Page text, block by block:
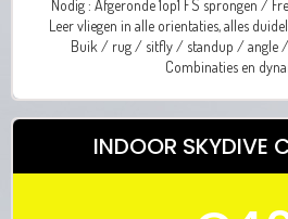
Nodig : Afgeronde 1op1 FS sprongen /
Leer vliegen in alle orientaties, alles
Buik / rug / sitfly / standup / angle
Combinaties en
INDOOR SKYDIVE